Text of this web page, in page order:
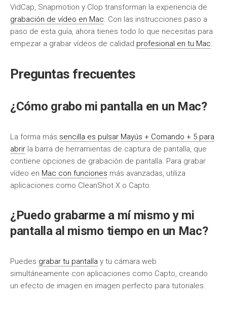
VidCap, Snapmotion y Clop transforman la experiencia de
grabación de vídeo en Mac. Con las instrucciones paso a
paso de esta guía, ahora tienes todo lo que necesitas para
empezar a grabar vídeos de calidad profesional en tu Mac.
Preguntas frecuentes
¿Cómo grabo mi pantalla en un Mac?
La forma más sencilla es pulsar Mayús + Comando + 5 para
abrir la barra de herramientas de captura de pantalla, que
contiene opciones de grabación de pantalla. Para grabar
vídeo en Mac con funciones más avanzadas, utiliza
aplicaciones como CleanShot X o Capto.
¿Puedo grabarme a mí mismo y mi
pantalla al mismo tiempo en un Mac?
Puedes grabar tu pantalla y tu cámara web
simultáneamente con aplicaciones como Capto, creando
un efecto de imagen en imagen perfecto para tutoriales.